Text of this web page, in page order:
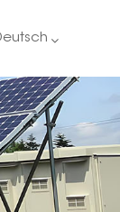
English
Deutsch